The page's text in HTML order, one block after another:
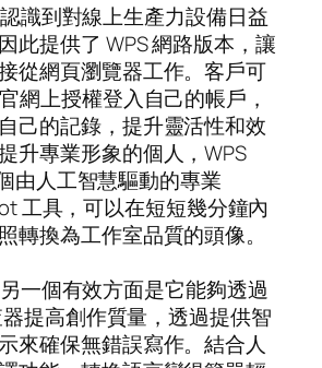
識到對線上生產力設備日益
此提供了 WPS 網路版本，讓
從網頁瀏覽器工作。客戶可
網上授權登入自己的帳戶，
己的記錄，提升靈活性和效
升專業形象的個人，WPS
由人工智慧驅動的專業
工具，可以在短短幾分鐘內
轉換為工作室品質的頭像。
一個有效方面是它能夠透過
提高創作質量，透過提供智
來確保無錯誤寫作。結合人